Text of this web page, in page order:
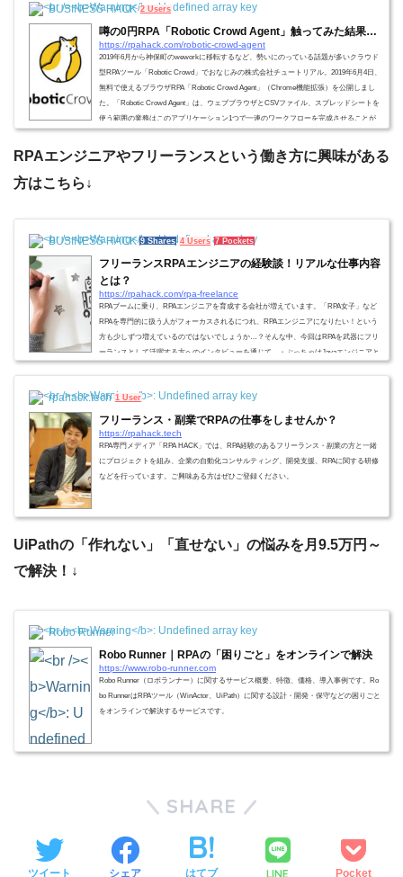
BUSINESS HACK 2 Users
噂の0円RPA「Robotic Crowd Agent」触ってみた結果…
https://rpahack.com/robotic-crowd-agent
2019年6月から神保町のweworkに移転するなど、勢いにのっている話題が多いクラウド
型RPAツール「Robotic Crowd」でおなじみの株式会社チュートリアル。2019年6月4日、
無料で使えるブラウザRPA「Robotic Crowd Agent」（Chrome機能拡張）を公開しまし
た。「Robotic Crowd Agent」は、ウェブブラウザとCSVファイル、スプレッドシートを
使う範囲の業務はこのアプリケーション1つで一連のワークフローを完成させることが
可能とのこと。無料で使えるってすごいぞ！ということで、早速Crome拡張機能を使っ
てワークフローを作ってみました。&n...
RPAエンジニアやフリーランスという働き方に興味がある
方はこちら↓
BUSINESS HACK 9 Shares 4 Users 7 Pockets
フリーランスRPAエンジニアの経験談！リアルな仕事内容
とは？
https://rpahack.com/rpa-freelance
RPAブームに乗り、RPAエンジニアを育成する会社が増えています。「RPA女子」など
RPAを専門的に扱う人がフォーカスされるにつれ、RPAエンジニアになりたい！という
方も少しずつ増えているのではないでしょうか…？そんな中、今回はRPAを武器にフリ
ーランスとして活躍する方へのインタビューを通じて、・ぶっちゃけJavaエンジニアと
す…！ 今回インタビューに協力いただ...
rpahack.tech 1 User
フリーランス・副業でRPAの仕事をしませんか？
https://rpahack.tech
RPA専門メディア「RPA HACK」では、RPA経験のあるフリーランス・副業の方と一緒
にプロジェクトを組み、企業の自動化コンサルティング、開発支援、RPAに関する研修
などを行っています。ご興味ある方はぜひご登録ください。
UiPathの「作れない」「直せない」の悩みを月9.5万円～
で解決！↓
Robo Runner
Robo Runner｜RPAの「困りごと」をオンラインで解決
https://www.robo-runner.com
Robo Runner（ロボランナー）に関するサービス概要、特徴、価格、導入事例です。Ro
bo RunnerはRPAツール（WinActor、UiPath）に関する設計・開発・保守などの困りごと
をオンラインで解決するサービスです。
SHARE
ツイート シェア はてブ LINE Pocket